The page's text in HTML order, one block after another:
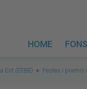
HOME FONS
Est (EEBE) Festes i premis